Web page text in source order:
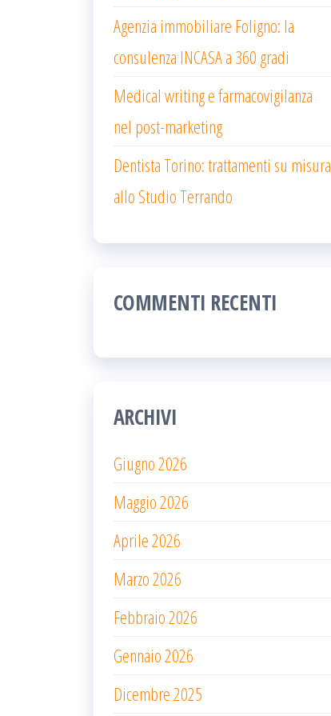
Agenzia immobiliare Foligno: la
consulenza INCASA a 360 gradi
Medical writing e farmacovigilanza
nel post-marketing
Dentista Torino: trattamenti su misura
allo Studio Terrando
COMMENTI RECENTI
ARCHIVI
Giugno 2026
Maggio 2026
Aprile 2026
Marzo 2026
Febbraio 2026
Gennaio 2026
Dicembre 2025